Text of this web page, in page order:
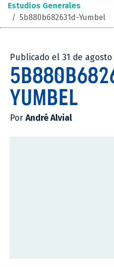
Estudios Generales
/ 5b880b682631d-Yumbel
Publicado el 31 de agosto
YUMBEL
Por André Alvial